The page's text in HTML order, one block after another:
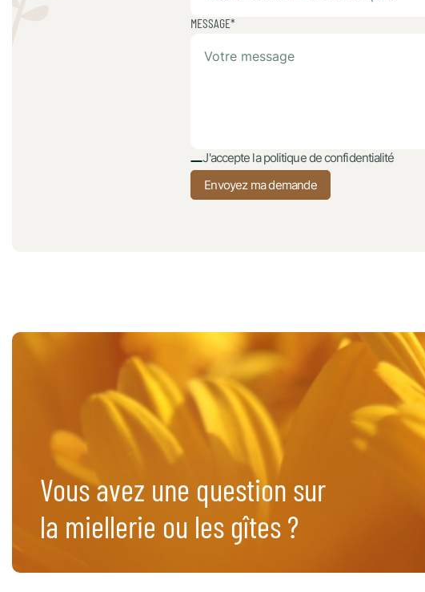
MESSAGE*
J'accepte la politique de confidentialité
Envoyez ma demande
Vous avez une question sur
la miellerie ou les gîtes ?